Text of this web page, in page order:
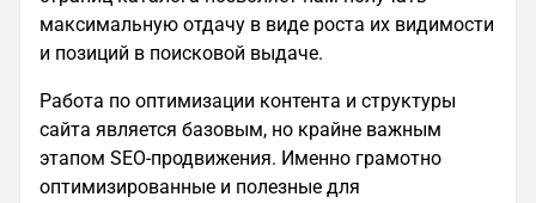
максимальную отдачу в виде роста их видимости
и позиций в поисковой выдаче.
Работа по оптимизации контента и структуры
сайта является базовым, но крайне важным
этапом SEO-продвижения. Именно грамотно
оптимизированные и полезные для